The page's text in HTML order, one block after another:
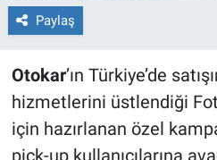
Paylaş
Otokar’ın Türkiye’de
hizmetlerini üstlendiği
için hazırlanan özel
pick-up kullanıcılarına